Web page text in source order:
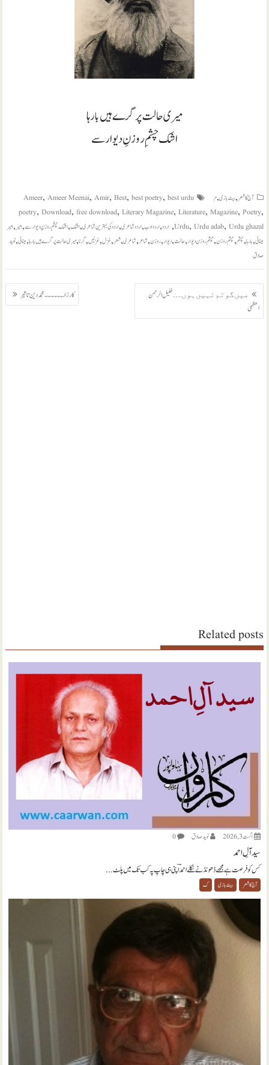
میری حالت پر گرے ہیں بارہا
اشک چشمِ روزنِ دیوار سے
آج کا شعر,بیت بازی,م Ameer, Ameer Meenai, Amir, Best, best poetry, best urdu
poetry, Download, free download, Literary Magazine, Literature, Magazine, Poetry,
Urdu, Urdu adab, Urdu ghazal
,اردو,اردو ادب,اردو شاعری,اردو کی بہترین شاعری,اشک,اشک چشمِ روزنِ دیوار سے,امیر,امیر
مینائی,بارہا,چشم,چشم روزن,چشم روزن دیوار,حالت,دیوار,روزن,شاعر,شاعری,شعر,غزل,غزلیں,گرنا,میری حالت پر گرے ہیں بارہا,مینائی,نوید
صادق
پوسٹوں
کی
نیویگیشن
ﻣﯿﮟ ﮔﻮﺗﻢ ﻧﮩﯿﮟ ﮨﻮﮞ ….. خلیل الرحمن
اعظمی
کارزار ۔۔۔۔۔۔ محمد دین تاثیر
Related posts
اگست 3, 2026 نويد صادق 0
سید آلِ احمد
کس کو فرصت ہے مجھے ڈھونڈنے نکلے احمدؔ اپنی ہی چاپ پہ کب تک میں پلٹ...
آج کا شعر بیت بازی ک